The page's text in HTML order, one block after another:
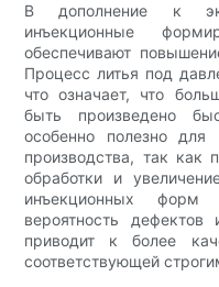
В дополнение к
инъекционные
обеспечивают
Процесс литья под
что означает, что
быть произведено
особенно полезно
производства, так как
обработки и
инъекционных форм
вероятность
приводит к более
соответствующей